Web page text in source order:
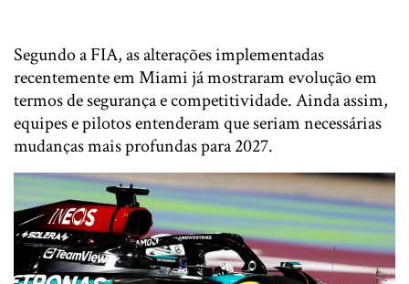
Segundo a FIA, as alterações implementadas
recentemente em Miami já mostraram evolução em
termos de segurança e competitividade. Ainda assim,
equipes e pilotos entenderam que seriam necessárias
mudanças mais profundas para 2027.